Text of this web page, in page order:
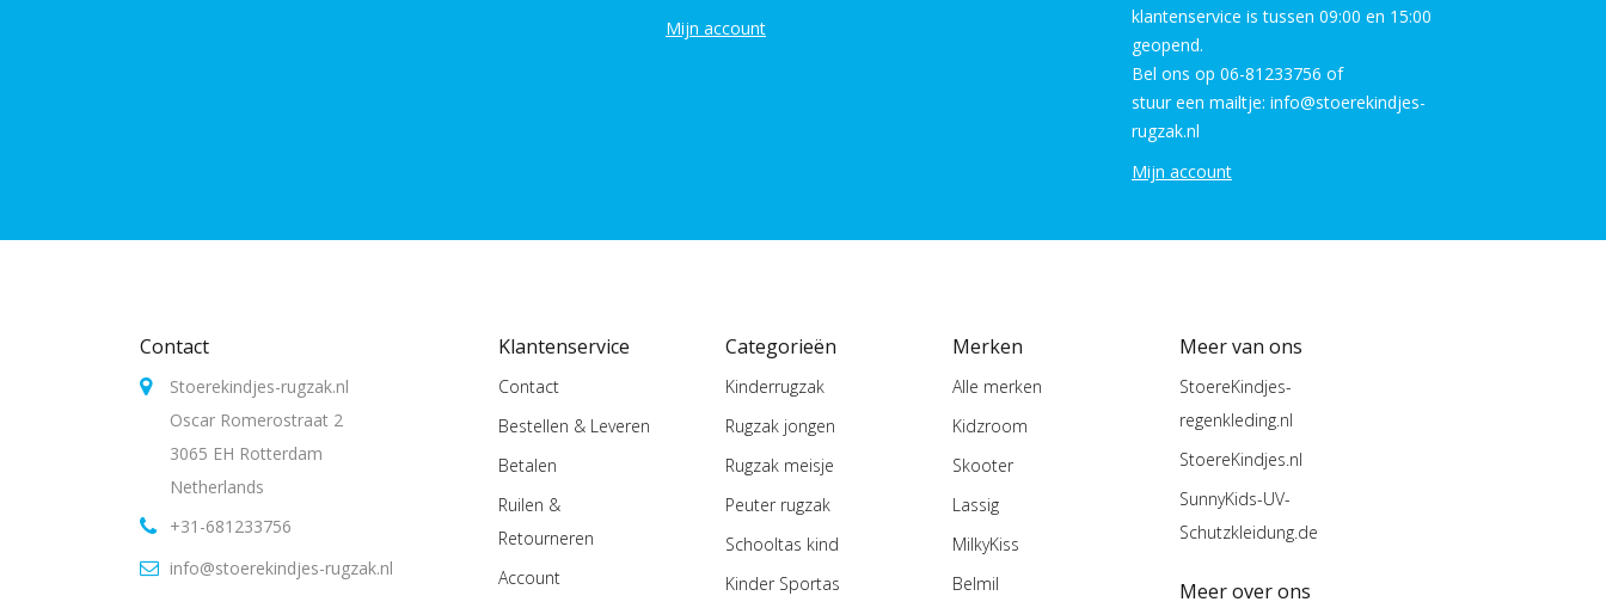
Mijn account
klantenservice is tussen 09:00 en 15:00
geopend.
Bel ons op 06-81233756 of
stuur een mailtje: info@stoerekindjes-
rugzak.nl
Mijn account
Contact
Stoerekindjes-rugzak.nl
Oscar Romerostraat 2
3065 EH Rotterdam
Netherlands
+31-681233756
info@stoerekindjes-rugzak.nl
Klantenservice
Contact
Bestellen & Leveren
Betalen
Ruilen &
Retourneren
Account
Categorieën
Kinderrugzak
Rugzak jongen
Rugzak meisje
Peuter rugzak
Schooltas kind
Kinder Sportas
Merken
Alle merken
Kidzroom
Skooter
Lassig
MilkyKiss
Belmil
Meer van ons
StoereKindjes-
regenkleding.nl
StoereKindjes.nl
SunnyKids-UV-
Schutzkleidung.de
Meer over ons